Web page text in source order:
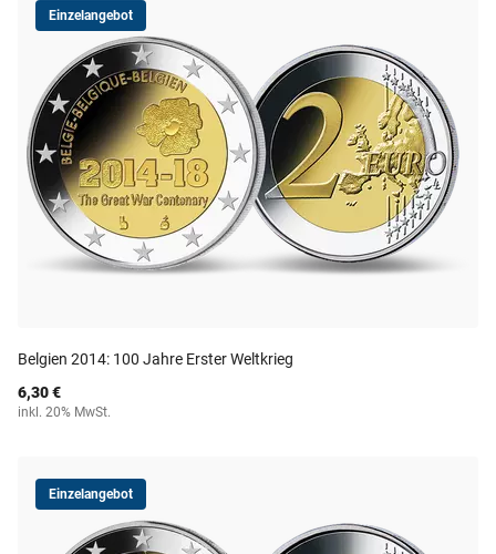
Einzelangebot
Belgien 2014: 100 Jahre Erster Weltkrieg
6,30 €
inkl. 20% MwSt.
Einzelangebot